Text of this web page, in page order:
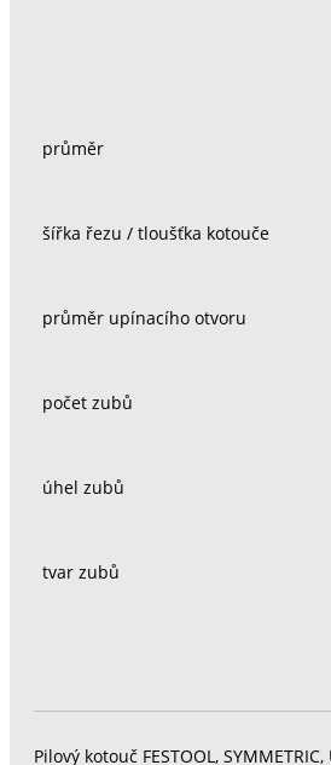
průměr
šířka řezu / tloušťka kotouče
průměr upínacího otvoru
počet zubů
úhel zubů
tvar zubů
Pilový kotouč FESTOOL,